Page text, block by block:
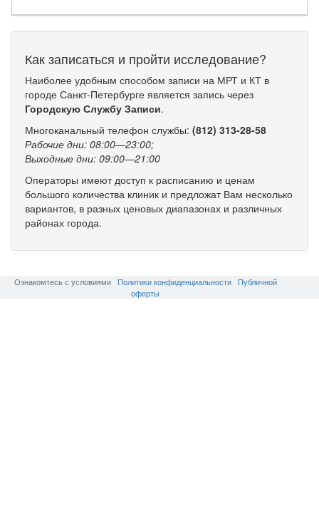
Как записаться и пройти исследование?
Наиболее удобным способом записи на МРТ и КТ в
городе Санкт-Петербурге является запись через
Городскую Службу Записи.
Многоканальный телефон службы: (812) 313-28-58
Рабочие дни: 08:00—23:00;
Выходные дни: 09:00—21:00
Операторы имеют доступ к расписанию и ценам
большого количества клиник и предложат Вам несколько
вариантов, в разных ценовых диапазонах и различных
районах города.
Ознакомтесь с условиями Политики конфиденциальности
Публичной
оферты